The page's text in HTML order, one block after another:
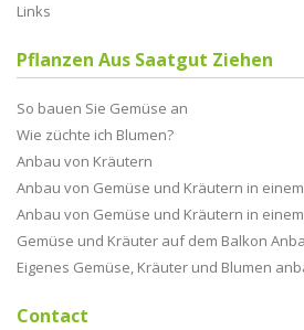
Links
Pflanzen Aus Saatgut Ziehen
So bauen Sie Gemüse an
Wie züchte ich Blumen?
Anbau von Kräutern
Anbau von Gemüse und Kräutern in
Anbau von Gemüse und Kräutern in
Gemüse und Kräuter auf dem Balkon
Eigenes Gemüse, Kräuter und Blumen
Contact